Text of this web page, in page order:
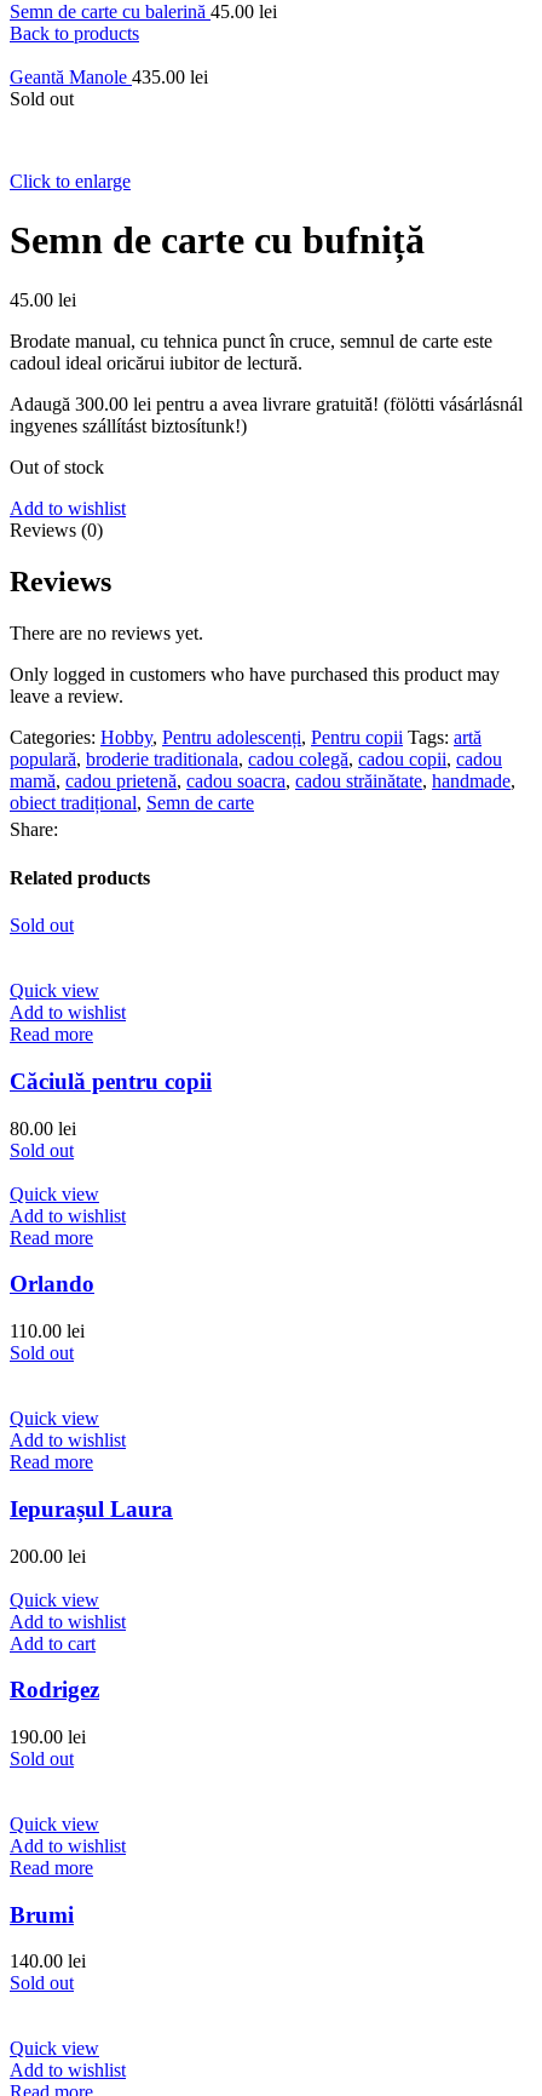
Semn de carte cu balerină 45.00 lei
Back to products
Geantă Manole 435.00 lei
Sold out
Click to enlarge
Semn de carte cu bufniță
45.00 lei
Brodate manual, cu tehnica punct în cruce, semnul de carte este
cadoul ideal oricărui iubitor de lectură.
Adaugă 300.00 lei pentru a avea livrare gratuită! (fölötti vásárlásnál
ingyenes szállítást biztosítunk!)
Out of stock
Add to wishlist
Reviews (0)
Reviews
There are no reviews yet.
Only logged in customers who have purchased this product may
leave a review.
Categories: Hobby, Pentru adolescenți, Pentru copii Tags: artă
populară, broderie traditionala, cadou colegă, cadou copii, cadou
mamă, cadou prietenă, cadou soacra, cadou străinătate, handmade,
obiect tradițional, Semn de carte
Share:
Related products
Sold out
Quick view
Add to wishlist
Read more
Căciulă pentru copii
80.00 lei
Sold out
Quick view
Add to wishlist
Read more
Orlando
110.00 lei
Sold out
Quick view
Add to wishlist
Read more
Iepurașul Laura
200.00 lei
Quick view
Add to wishlist
Add to cart
Rodrigez
190.00 lei
Sold out
Quick view
Add to wishlist
Read more
Brumi
140.00 lei
Sold out
Quick view
Add to wishlist